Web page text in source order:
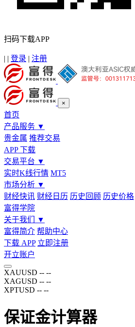
扫码下载APP
| | 登录 | 注册
×
首页
产品服务 ▼
贵金属 推荐交易
APP 下载
交易平台 ▼
实时K线行情 MT5
市场分析 ▼
财经快讯 财经日历 历史回顾 历史价格
富得学院
关于我们
▼
富得简介 帮助中心
下载 APP 立即注册
开立账户
XAUUSD -- --
XAGUSD -- --
XPTUSD -- --
保证金计算器